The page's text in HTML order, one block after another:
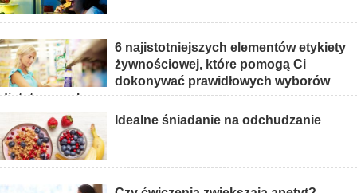
6 najistotniejszych elementów etykiety
żywnościowej, które pomogą Ci
dokonywać prawidłowych wyborów
dietetycznych
Idealne śniadanie na odchudzanie